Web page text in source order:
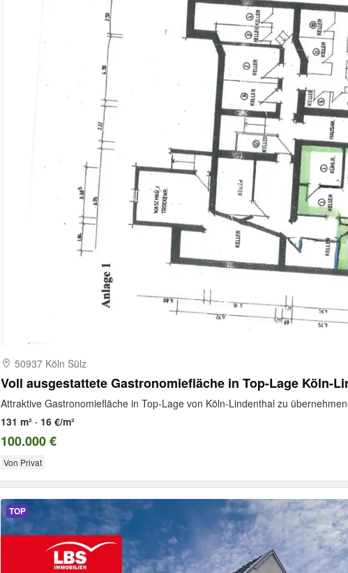
50937 Köln Sülz
Voll ausgestattete Gastronomiefläche in Top-Lage Köln-
Attraktive Gastronomiefläche in Top-Lage von Köln-Lindenthal zu
131 m² · 16 €/m²
100.000 €
Von Privat
TOP